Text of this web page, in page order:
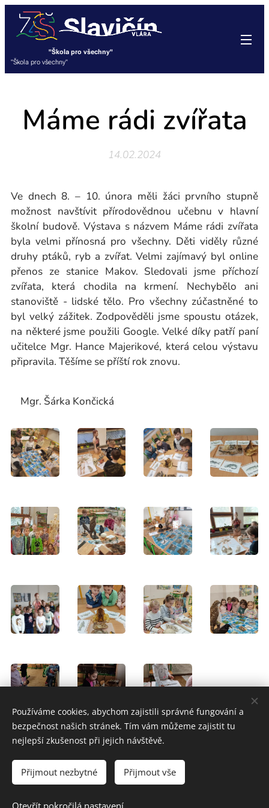
"Škola pro všechny"
"Škola pro všechny"
Máme rádi zvířata
14.02.2024
Ve dnech 8. – 10. února měli žáci prvního stupně
možnost navštívit přírodovědnou učebnu v hlavní
školní budově. Výstava s názvem Máme rádi zvířata
byla velmi přínosná pro všechny. Děti viděly různé
druhy ptáků, ryb a zvířat. Velmi zajímavý byl online
přenos ze stanice Makov. Sledovali jsme příchozí
zvířata, která chodila na krmení. Nechybělo ani
stanoviště - lidské tělo. Pro všechny zúčastněné to
byl velký zážitek. Zodpověděli jsme spoustu otázek,
na některé jsme použili Google. Velké díky patří paní
učitelce Mgr. Hance Majerikové, která celou výstavu
připravila. Těšíme se příští rok znovu.
Mgr. Šárka Končická
Školní web vytvořil team ZŠ Slavičín
přístupnosti
Cookies
Používáme cookies, abychom zajistili správné fungování a
bezpečnost našich stránek. Tím vám můžeme zajistit tu
nejlepší zkušenost při jejich návštěvě.
Přijmout nezbytné Přijmout vše
Otevřít pokročilá nastavení